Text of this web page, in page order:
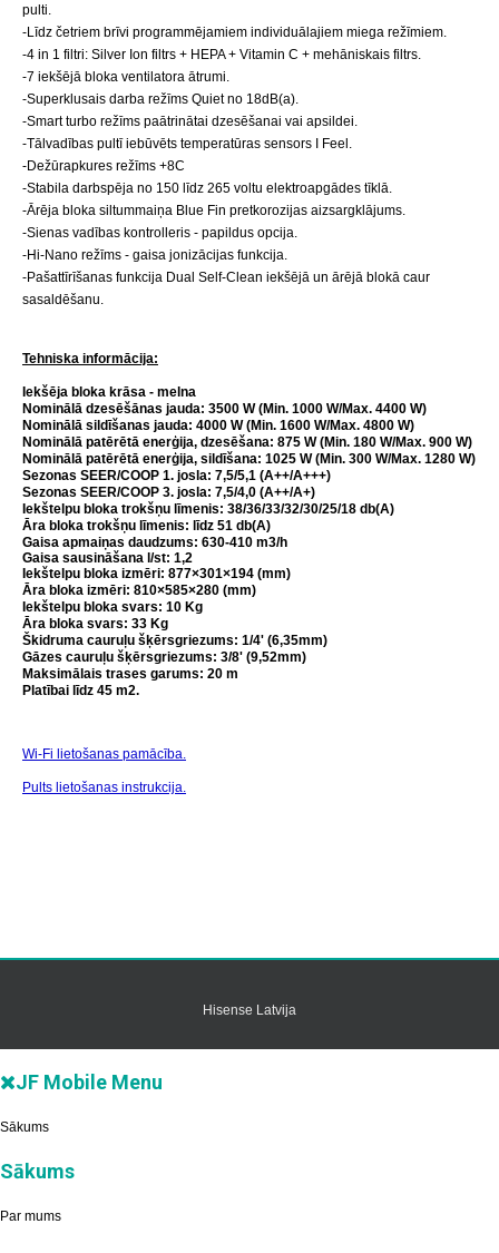
pulti.
-Līdz četriem brīvi programmējamiem individuālajiem miega režīmiem.
-4 in 1 filtri: Silver Ion filtrs + HEPA + Vitamin C + mehāniskais filtrs.
-7 iekšējā bloka ventilatora ātrumi.
-Superklusais darba režīms Quiet no 18dB(a).
-Smart turbo režīms paātrinātai dzesēšanai vai apsildei.
-Tālvadības pultī iebūvēts temperatūras sensors I Feel.
-Dežūrapkures režīms +8C
-Stabila darbspēja no 150 līdz 265 voltu elektroapgādes tīklā.
-Ārēja bloka siltummaiņa Blue Fin pretkorozijas aizsargklājums.
-Sienas vadības kontrolleris - papildus opcija.
-Hi-Nano režīms - gaisa jonizācijas funkcija.
-Pašattīrīšanas funkcija Dual Self-Clean iekšējā un ārējā blokā caur
sasaldēšanu.
Tehniska informācija:
Iekšēja bloka krāsa - melna
Nominālā dzesēšānas jauda: 3500 W (Min. 1000 W/Max. 4400 W)
Nominālā sildīšanas jauda: 4000 W(Min. 1600 W/Max. 4800 W)
Nominālā patērētā enerģija, dzesēšana: 875 W(Min. 180 W/Max. 900 W)
Nominālā patērētā enerģija, sildīšana: 1025 W(Min. 300 W/Max. 1280 W)
Sezonas SEER/COOP 1. josla: 7,5/5,1 (A++/A+++)
Sezonas SEER/COOP 3. josla: 7,5/4,0 (A++/A+)
Iekštelpu bloka trokšņu līmenis: 38/36/33/32/30/25/18 db(A)
Āra bloka trokšņu līmenis: līdz 51 db(A)
Gaisa apmaiņas daudzums: 630-410 m3/h
Gaisa sausināšana l/st: 1,2
Iekštelpu bloka izmēri: 877×301×194 (mm)
Āra bloka izmēri: 810×585×280 (mm)
Iekštelpu bloka svars: 10 Kg
Āra bloka svars: 33 Kg
Škidruma cauruļu šķērsgriezums: 1/4' (6,35mm)
Gāzes cauruļu šķērsgriezums: 3/8' (9,52mm)
Maksimālais trases garums: 20 m
Platībai līdz 45 m2.
Wi-Fi lietošanas pamācība.
Pults lietošanas instrukcija.
Hisense Latvija
JF Mobile Menu
Sākums
Sākums
Par mums